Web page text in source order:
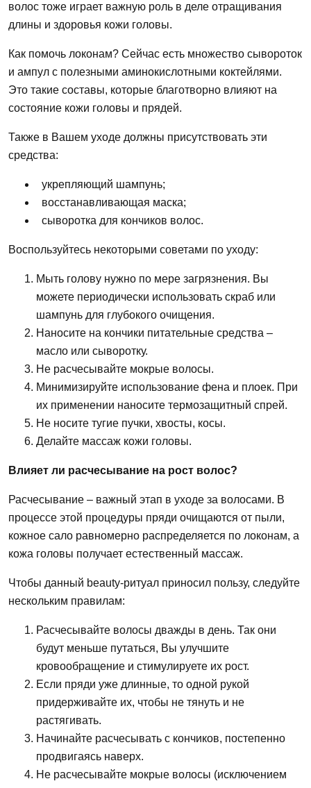
волос тоже играет важную роль в деле отращивания
длины и здоровья кожи головы.
Как помочь локонам? Сейчас есть множество сывороток
и ампул с полезными аминокислотными коктейлями.
Это такие составы, которые благотворно влияют на
состояние кожи головы и прядей.
Также в Вашем уходе должны присутствовать эти
средства:
укрепляющий шампунь;
восстанавливающая маска;
сыворотка для кончиков волос.
Воспользуйтесь некоторыми советами по уходу:
Мыть голову нужно по мере загрязнения. Вы
можете периодически использовать скраб или
шампунь для глубокого очищения.
Наносите на кончики питательные средства –
масло или сыворотку.
Не расчесывайте мокрые волосы.
Минимизируйте использование фена и плоек. При
их применении наносите термозащитный спрей.
Не носите тугие пучки, хвосты, косы.
Делайте массаж кожи головы.
Влияет ли расчесывание на рост волос?
Расчесывание – важный этап в уходе за волосами. В
процессе этой процедуры пряди очищаются от пыли,
кожное сало равномерно распределяется по локонам, а
кожа головы получает естественный массаж.
Чтобы данный beauty-ритуал приносил пользу, следуйте
нескольким правилам:
Расчесывайте волосы дважды в день. Так они
будут меньше путаться, Вы улучшите
кровообращение и стимулируете их рост.
Если пряди уже длинные, то одной рукой
придерживайте их, чтобы не тянуть и не
растягивать.
Начинайте расчесывать с кончиков, постепенно
продвигаясь наверх.
Не расчесывайте мокрые волосы (исключением